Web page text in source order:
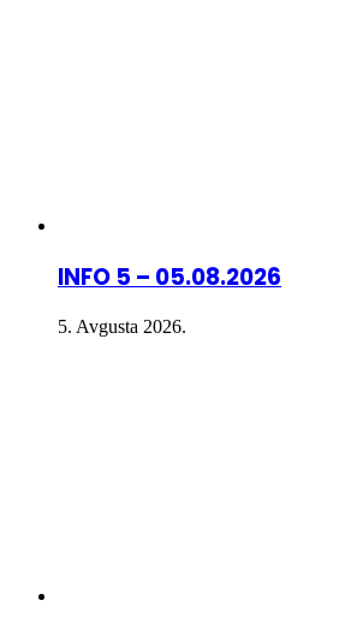
INFO 5 – 05.08.2026
5. Avgusta 2026.